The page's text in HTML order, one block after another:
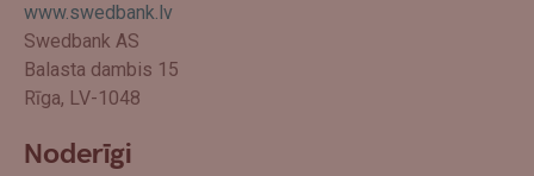
www.swedbank.lv
Swedbank AS
Balasta dambis 15
Rīga, LV-1048
Noderīgi